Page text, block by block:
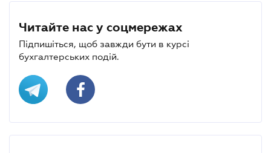
Читайте нас у соцмережах
Підпишіться, щоб завжди бути в курсі
бухгалтерських подій.